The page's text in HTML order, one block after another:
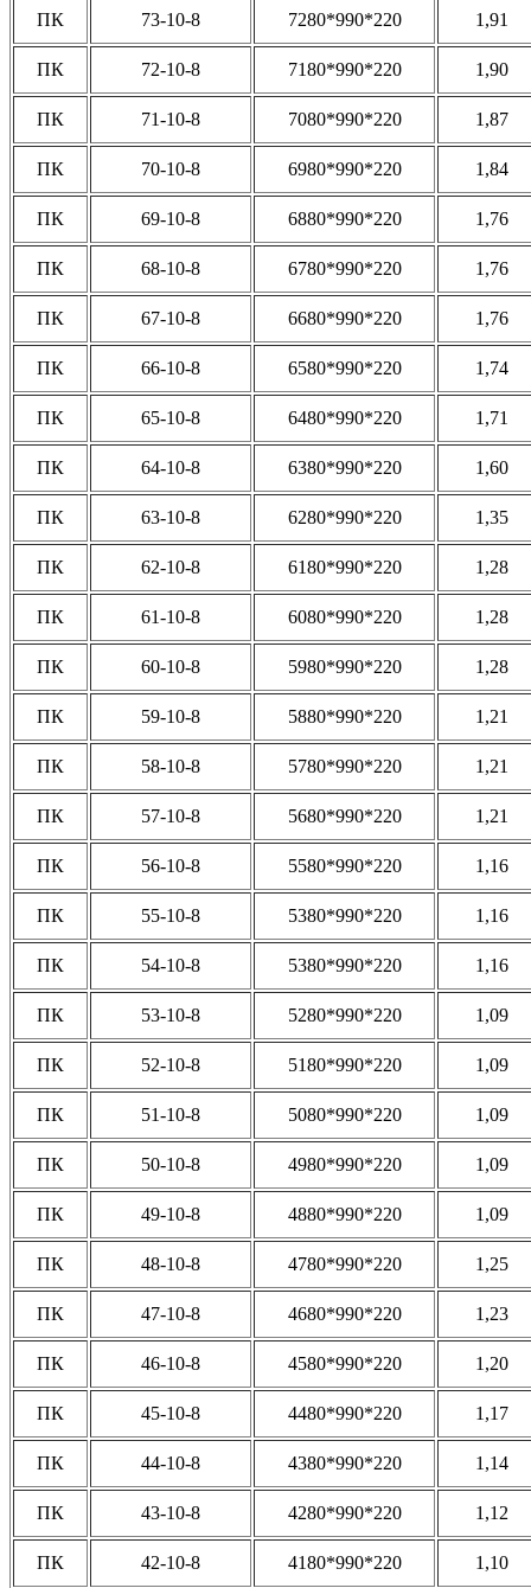
ПК 73-10-8 7280*990*220 1,91
ПК 72-10-8 7180*990*220 1,90
ПК 71-10-8 7080*990*220 1,87
ПК 70-10-8 6980*990*220 1,84
ПК 69-10-8 6880*990*220 1,76
ПК 68-10-8 6780*990*220 1,76
ПК 67-10-8 6680*990*220 1,76
ПК 66-10-8 6580*990*220 1,74
ПК 65-10-8 6480*990*220 1,71
ПК 64-10-8 6380*990*220 1,60
ПК 63-10-8 6280*990*220 1,35
ПК 62-10-8 6180*990*220 1,28
ПК 61-10-8 6080*990*220 1,28
ПК 60-10-8 5980*990*220 1,28
ПК 59-10-8 5880*990*220 1,21
ПК 58-10-8 5780*990*220 1,21
ПК 57-10-8 5680*990*220 1,21
ПК 56-10-8 5580*990*220 1,16
ПК 55-10-8 5380*990*220 1,16
ПК 54-10-8 5380*990*220 1,16
ПК 53-10-8 5280*990*220 1,09
ПК 52-10-8 5180*990*220 1,09
ПК 51-10-8 5080*990*220 1,09
ПК 50-10-8 4980*990*220 1,09
ПК 49-10-8 4880*990*220 1,09
ПК 48-10-8 4780*990*220 1,25
ПК 47-10-8 4680*990*220 1,23
ПК 46-10-8 4580*990*220 1,20
ПК 45-10-8 4480*990*220 1,17
ПК 44-10-8 4380*990*220 1,14
ПК 43-10-8 4280*990*220 1,12
ПК 42-10-8 4180*990*220 1,10